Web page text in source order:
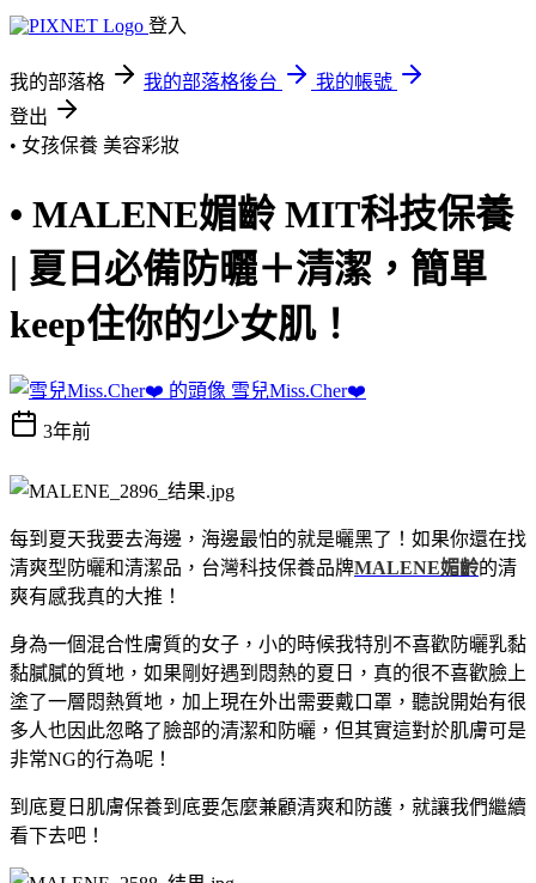
登入
我的部落格 我的部落格後台
我的帳號
登出
• 女孩保養 美容彩妝
• MALENE媚齡 MIT科技保養
| 夏日必備防曬＋清潔，簡單
keep住你的少女肌！
雪兒Miss.Cher❤️
3年前
每到夏天我要去海邊，海邊最怕的就是曬黑了！如果你還在找
清爽型防曬和清潔品，台灣科技保養品牌MALENE媚齡的清
爽有感我真的大推！
身為一個混合性膚質的女子，小的時候我特別不喜歡防曬乳黏
黏膩膩的質地，如果剛好遇到悶熱的夏日，真的很不喜歡臉上
塗了一層悶熱質地，加上現在外出需要戴口罩，聽說開始有很
多人也因此忽略了臉部的清潔和防曬，但其實這對於肌膚可是
非常NG的行為呢！
到底夏日肌膚保養到底要怎麼兼顧清爽和防護，就讓我們繼續
看下去吧！